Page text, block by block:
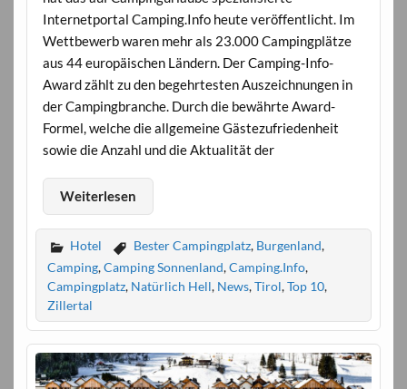
Internetportal Camping.Info heute veröffentlicht. Im
Wettbewerb waren mehr als 23.000 Campingplätze
aus 44 europäischen Ländern. Der Camping-Info-
Award zählt zu den begehrtesten Auszeichnungen in
der Campingbranche. Durch die bewährte Award-
Formel, welche die allgemeine Gästezufriedenheit
sowie die Anzahl und die Aktualität der
Weiterlesen
Hotel Bester Campingplatz, Burgenland,
Camping,Camping Sonnenland,Camping.Info,
Campingplatz, Natürlich Hell, News,Tirol,Top 10,
Zillertal